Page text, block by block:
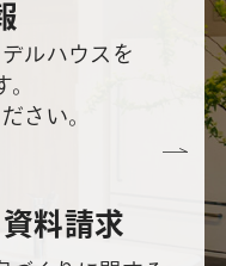
ルハウスを
。
さい。
料請求